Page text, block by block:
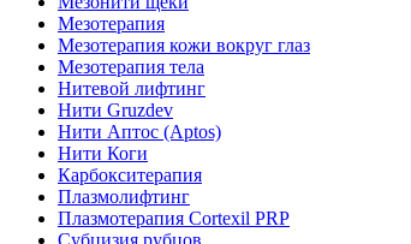
Мезотерапия
Мезотерапия кожи вокруг глаз
Мезотерапия тела
Нитевой лифтинг
Нити Gruzdev
Нити Аптос (Aptos)
Нити Коги
Карбокситерапия
Плазмолифтинг
Плазмотерапия Сortexil PRP
Субцизия рубцов